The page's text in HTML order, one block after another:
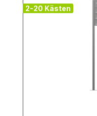
2-20 Kästen